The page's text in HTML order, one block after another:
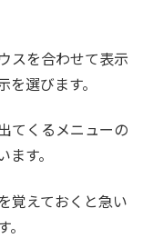
スを合わせて表示
選びます。
てくるメニューの
す。
覚えておくと急い